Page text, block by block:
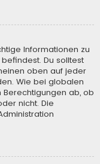
Informationen zu
Du solltest
oben auf jeder
Wie bei globalen
ab, ob
nicht. Die